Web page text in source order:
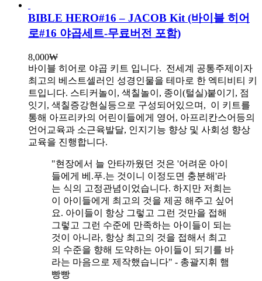
BIBLE HERO#16 – JACOB Kit (바이블 히어
로#16 야곱세트-무료버전 포함)
8,000₩
바이블 히어로 야곱 키트 입니다. 전세계 공통주제이자
최고의 베스트셀러인 성경인물을 테마로 한 엑티비티 키
트입니다. 스티커놀이, 색칠놀이, 종이(털실)붙이기, 점
잇기, 색칠증강현실등으로 구성되어있으며, 이 키트를
통해 아프리카의 어린이들에게 영어, 아프리칸스어등의
언어교육과 소근육발달, 인지기능 향상 및 사회성 향상
교육을 진행합니다.
"현장에서 늘 안타까웠던 것은 '어려운 아이
들에게 베.푸.는 것이니 이정도면 충분해'라
는 식의 고정관념이었습니다. 하지만 저희는
이 아이들에게 최고의 것을 제공 해주고 싶어
요. 아이들이 항상 그렇고 그런 것만을 접해
그렇고 그런 수준에 만족하는 아이들이 되는
것이 아니라, 항상 최고의 것을 접해서 최고
의 수준을 향해 도약하는 아이들이 되기를 바
라는 마음으로 제작했습니다" - 총괄지휘 햄
빵빵